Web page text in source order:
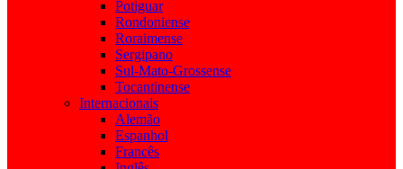
Potiguar
Rondoniense
Roraimense
Sergipano
Sul-Mato-Grossense
Tocantinense
Internacionais
Alemão
Espanhol
Francês